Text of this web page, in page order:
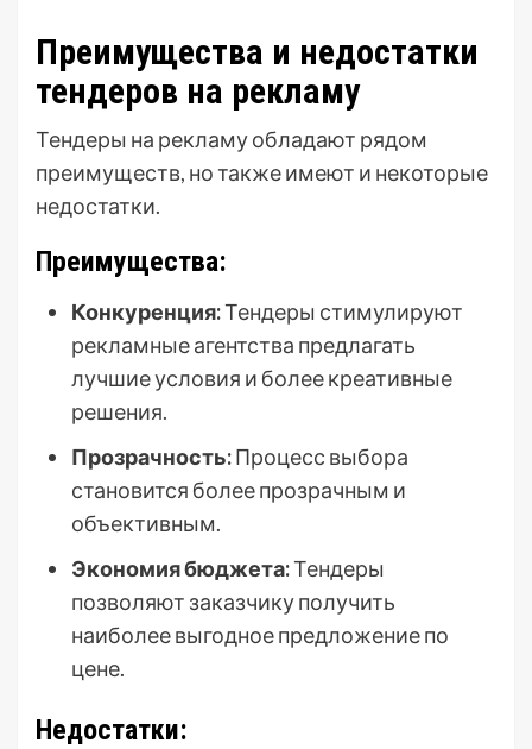
Преимущества и недостатки
тендеров на рекламу
Тендеры на рекламу обладают рядом
преимуществ, но также имеют и некоторые
недостатки.
Преимущества:
Конкуренция:Тендеры стимулируют
рекламные агентства предлагать
лучшие условия и более креативные
решения.
Прозрачность:Процесс выбора
становится более прозрачным и
объективным.
Экономия бюджета:Тендеры
позволяют заказчику получить
наиболее выгодное предложение по
цене.
Недостатки: